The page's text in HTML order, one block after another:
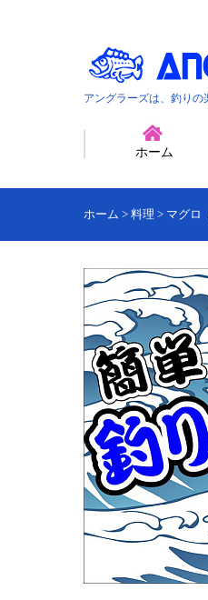
アングラーズは、釣り
ホーム
ホーム > 料理 > マグロ